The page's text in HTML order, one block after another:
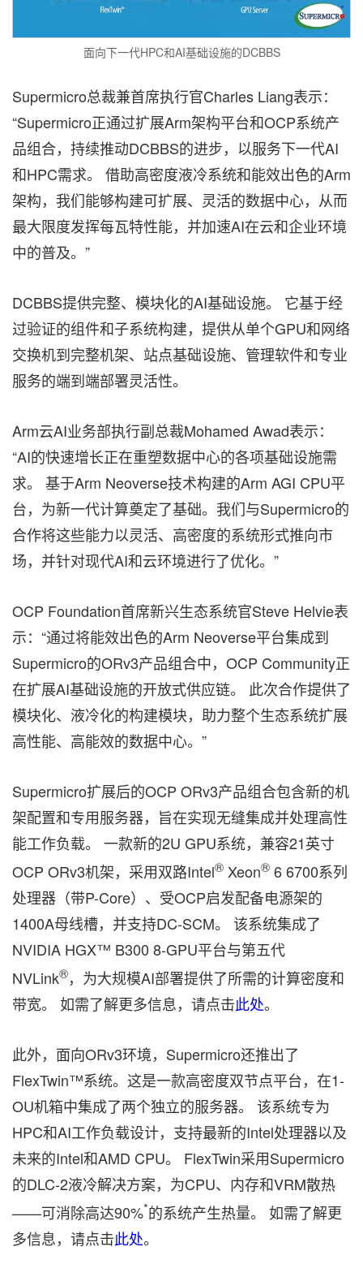
面向下一代HPC和AI基础设施的DCBBS
Supermicro总裁兼首席执行官Charles Liang表示：
“Supermicro正通过扩展Arm架构平台和OCP系统产
品组合，持续推动DCBBS的进步，以服务下一代AI
和HPC需求。 借助高密度液冷系统和能效出色的Arm
架构，我们能够构建可扩展、灵活的数据中心，从而
最大限度发挥每瓦特性能，并加速AI在云和企业环境
中的普及。”
DCBBS提供完整、模块化的AI基础设施。 它基于经
过验证的组件和子系统构建，提供从单个GPU和网络
交换机到完整机架、站点基础设施、管理软件和专业
服务的端到端部署灵活性。
Arm云AI业务部执行副总裁Mohamed Awad表示：
“AI的快速增长正在重塑数据中心的各项基础设施需
求。 基于Arm Neoverse技术构建的Arm AGI CPU平
台，为新一代计算奠定了基础。我们与Supermicro的
合作将这些能力以灵活、高密度的系统形式推向市
场，并针对现代AI和云环境进行了优化。”
OCP Foundation首席新兴生态系统官Steve Helvie表
示：“通过将能效出色的Arm Neoverse平台集成到
Supermicro的ORv3产品组合中，OCP Community正
在扩展AI基础设施的开放式供应链。 此次合作提供了
模块化、液冷化的构建模块，助力整个生态系统扩展
高性能、高能效的数据中心。”
Supermicro扩展后的OCP ORv3产品组合包含新的机
架配置和专用服务器，旨在实现无缝集成并处理高性
能工作负载。 一款新的2U GPU系统，兼容21英寸
OCP ORv3机架，采用双路Intel® Xeon® 6 6700系列
处理器（带P-Core）、受OCP启发配备电源架的
1400A母线槽，并支持DC-SCM。 该系统集成了
NVIDIA HGX™ B300 8-GPU平台与第五代
NVLink®，为大规模AI部署提供了所需的计算密度和
带宽。 如需了解更多信息，请点击此处。
此外，面向ORv3环境，Supermicro还推出了
FlexTwin™系统。这是一款高密度双节点平台，在1-
OU机箱中集成了两个独立的服务器。 该系统专为
HPC和AI工作负载设计，支持最新的Intel处理器以及
未来的Intel和AMD CPU。 FlexTwin采用Supermicro
的DLC-2液冷解决方案，为CPU、内存和VRM散热
——可消除高达90%*的系统产生热量。 如需了解更
多信息，请点击此处。